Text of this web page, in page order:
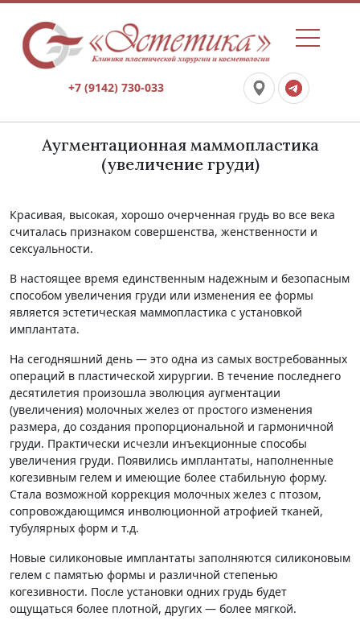
+7 (9142) 730-033
Аугментационная маммопластика
(увеличение груди)
Красивая, высокая, хорошо очерченная грудь во все века
считалась признаком совершенства, женственности и
сексуальности.
В настоящее время единственным надежным и безопасным
способом увеличения груди или изменения ее формы
является эстетическая маммопластика с установкой
имплантата.
На сегодняшний день — это одна из самых востребованных
операций в пластической хирургии. В течение последнего
десятилетия произошла эволюция аугментации
(увеличения) молочных желез от простого изменения
размера, до создания пропорциональной и гармоничной
груди. Практически исчезли инъекционные способы
увеличения груди. Появились имплантаты, наполненные
когезивным гелем и имеющие более стабильную форму.
Стала возможной коррекция молочных желез с птозом,
сопровождающимся инволюционной атрофией тканей,
тубулярных форм и т.д.
Новые силиконовые имплантаты заполняются силиконовым
гелем с памятью формы и различной степенью
когезивности. После установки одних грудь будет
ощущаться более плотной, других — более мягкой.